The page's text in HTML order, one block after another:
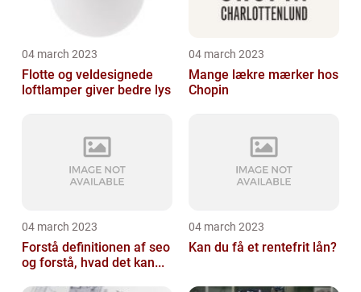
04 march 2023
Flotte og veldesignede
loftlamper giver bedre lys
04 march 2023
Mange lækre mærker hos
Chopin
04 march 2023
Forstå definitionen af seo
og forstå, hvad det kan...
04 march 2023
Kan du få et rentefrit lån?